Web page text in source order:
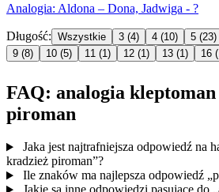
Analogia: Aldona – Dona, Jadwiga - ?
Długość: Wszystkie 3 (4) 4 (10) 5 (23)
9 (8) 10 (5) 11 (1) 12 (1) 13 (1) 16
FAQ: analogia
piroman
Jaka jest najtrafniejsza odpowiedź na
kradzież piroman”?
Ile znaków ma najlepsza odpowiedź